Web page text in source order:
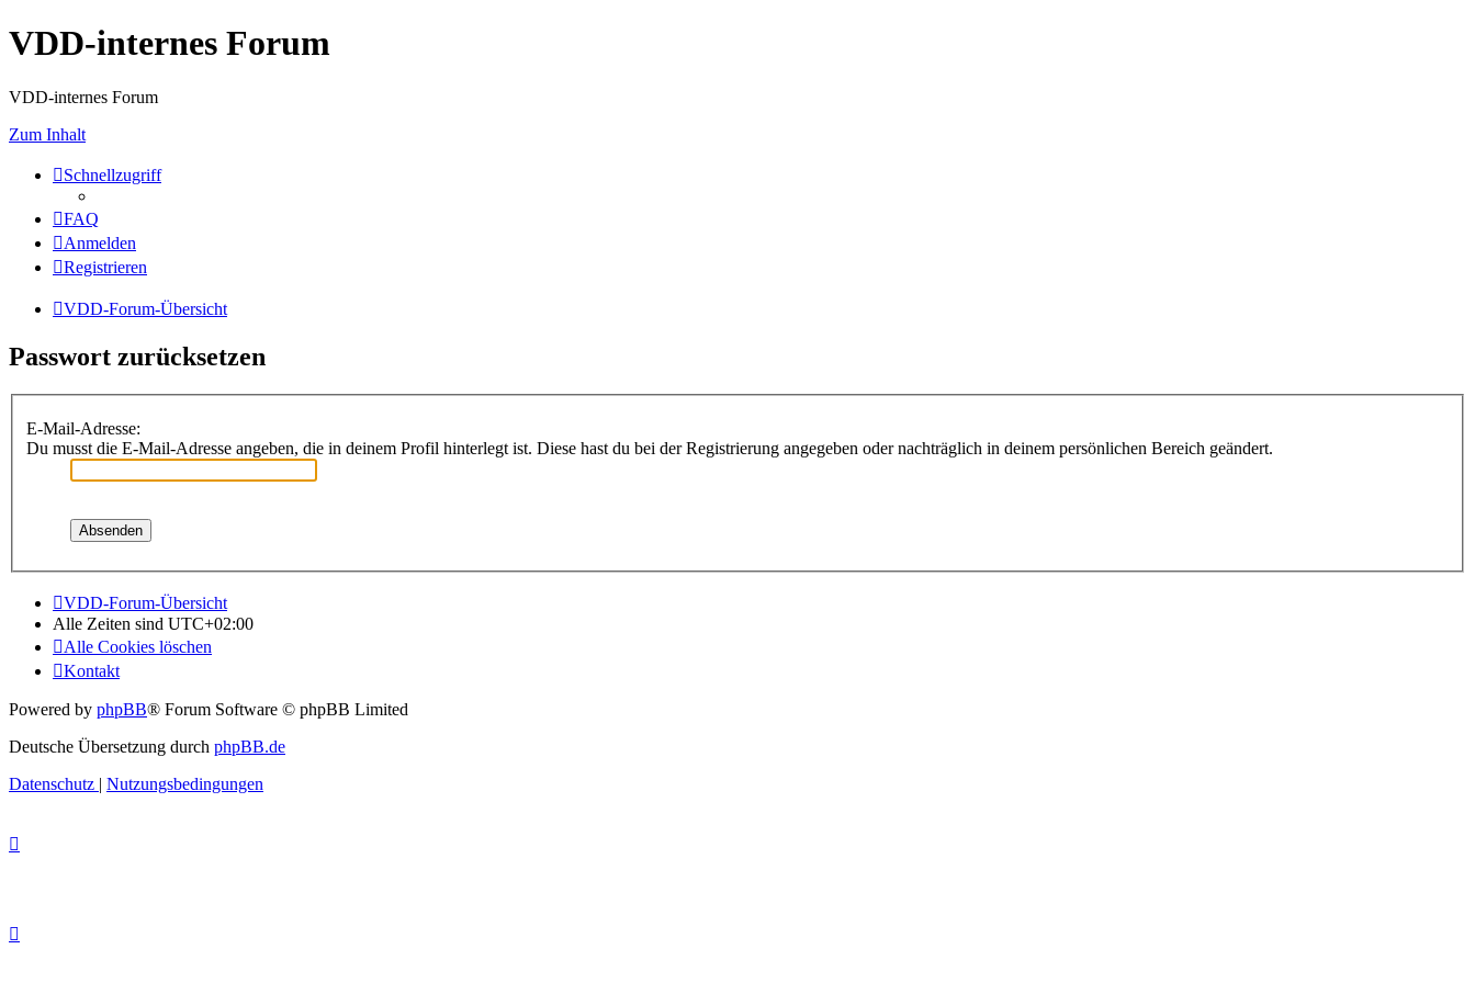
VDD-internes Forum
VDD-internes Forum
Zum Inhalt
Schnellzugriff
FAQ
Anmelden
Registrieren
VDD-Forum-Übersicht
Passwort zurücksetzen
E-Mail-Adresse:
Du musst die E-Mail-Adresse angeben, die in deinem Profil hinterlegt ist. Diese hast du bei der Registrierung angegeben oder nachträglich in deinem persönlichen Bereich geändert.
VDD-Forum-Übersicht
Alle Zeiten sind UTC+02:00
Alle Cookies löschen
Kontakt
Powered by phpBB® Forum Software © phpBB Limited
Deutsche Übersetzung durch phpBB.de
Datenschutz | Nutzungsbedingungen